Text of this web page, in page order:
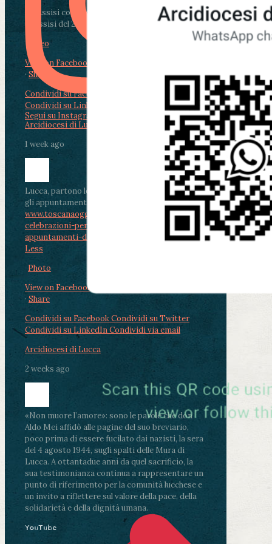
Da Assisi con i giovani per Celebrare il Perdono
di Assisi del 2 Ag...
Video
View on Facebook
· Share
Condividi su Facebook
Condividi su LinkedIn
Condividi via email
Arcidiocesi di Lucca
1 week ago
Lucca, partono le celebrazioni per don Aldo Mei:
gli appuntamenti dal 2 al 4 agosto
www.toscanaoggi.it/lucca-partono-le-
celebrazioni-per-don-aldo-mei-gli-
appuntamenti-dal-2-al-4-ago...
See MoreSee
Less
Photo
View on Facebook
· Share
Condividi su FacebookCondividi su Twitter
Condividi su LinkedInCondividi via email
Arcidiocesi di Lucca
2 weeks ago
«Non muore l’amore»: sono le parole che don
Aldo Mei affidò alle pagine del suo breviario,
poco prima di essere fucilato dai nazisti, la sera
del 4 agosto 1944, sugli spalti delle Mura di
Lucca. A ottantadue anni da quel sacrificio, la
sua testimonianza continua a rappresentare un
punto di riferimento per la comunità lucchese e
un invito a riflettere sul valore della pace, della
solidarietà e della dignità umana.
Segui su Instagram
YouTube